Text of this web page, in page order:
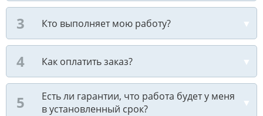
Кто выполняет мою работу?
Как оплатить заказ?
Есть ли гарантии, что работа будет у меня
в установленный срок?